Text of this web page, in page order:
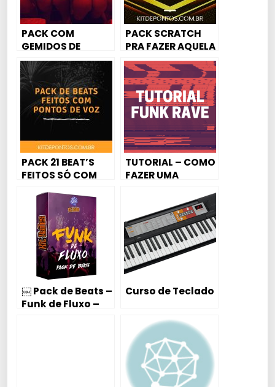
PACK COM
GEMIDOS DE
MULHERES PARA
FUNK MANDELÃO,
FUNK RAVE,
MAGRÃO E
AGRESSIVO
PACK SCRATCH
PRA FAZER AQUELA
VIRADA MAROTA
NO BEAT 😜
PACK 21 BEAT’S
FEITOS SÓ COM
TUTORIAL – COMO
FAZER UMA
￼ Pack de Beats –
Funk de Fluxo –
Curso de Teclado